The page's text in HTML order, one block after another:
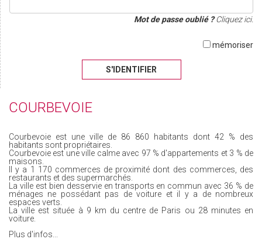
Mot de passe oublié ?Cliquez ici.
mémoriser
S'IDENTIFIER
COURBEVOIE
Courbevoie est une ville de 86 860 habitants dont 42 % des
habitants sont propriétaires.
Courbevoie est une ville calme avec 97 % d'appartements et 3 % de
maisons.
Il y a 1 170 commerces de proximité dont des commerces, des
restaurants et des supermarchés.
La ville est bien desservie en transports en commun avec 36 % de
ménages ne possédant pas de voiture et il y a de nombreux
espaces verts.
La ville est située à 9 km du centre de Paris ou 28 minutes en
voiture.
Plus d'infos...